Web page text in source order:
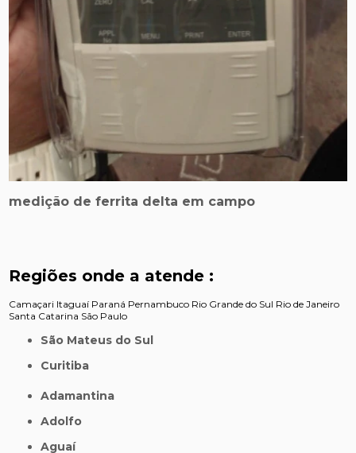
medição de ferrita delta em campo
Regiões onde a atende :
Camaçari Itaguaí Paraná Pernambuco Rio Grande do Sul Rio de Janeiro
Santa Catarina São Paulo
São Mateus do Sul
Curitiba
Adamantina
Adolfo
Aguaí